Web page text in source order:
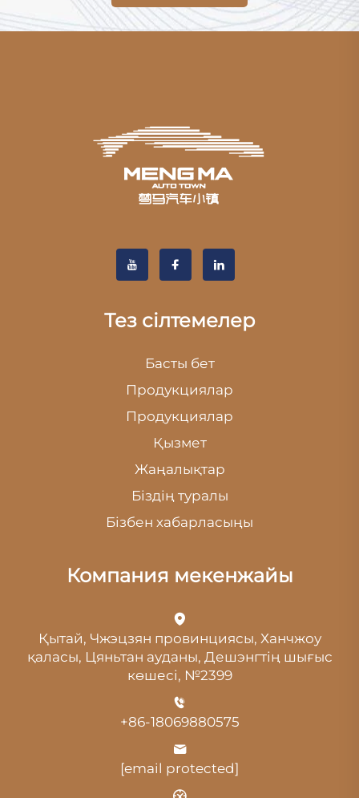
Тез сілтемелер
Басты бет
Продукциялар
Продукциялар
Қызмет
Жаңалықтар
Біздің туралы
Бізбен хабарласыңы
Компания мекенжайы
Қытай, Чжэцзян провинциясы, Ханчжоу
қаласы, Цяньтан ауданы, Дешэнгтің шығыс
көшесі, №2399
+86-18069880575
[email protected]